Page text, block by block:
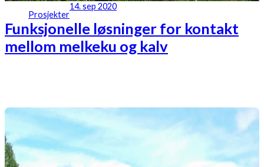
Prosjekter
14. sep 2020
Funksjonelle løsninger for kontakt
mellom melkeku og kalv